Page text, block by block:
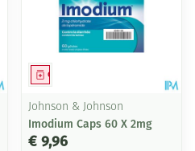
Geneesmiddel
Johnson & Johnson
Imodium Caps 60 X 2mg
€ 9,96